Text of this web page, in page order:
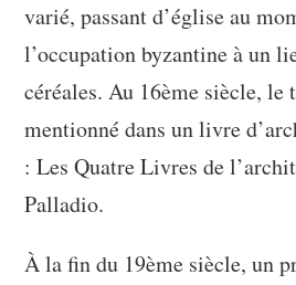
varié, passant d’église au
l’occupation byzantine à un
céréales. Au 16ème siècle, le
mentionné dans un livre
: Les Quatre Livres de
Palladio.
À la fin du 19ème siècle, un